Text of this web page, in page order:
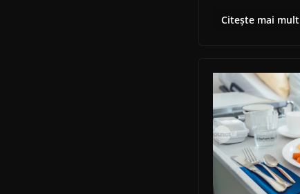
Citește mai mult